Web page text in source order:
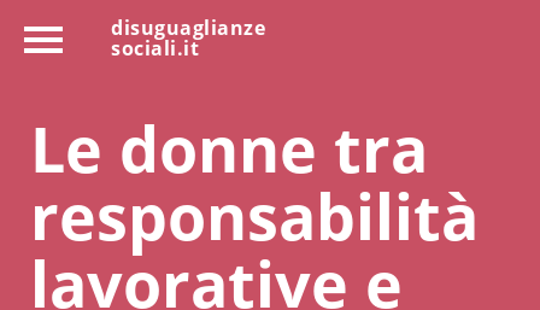
disuguaglianze
sociali.it
Le donne tra
responsabilità
lavorative e